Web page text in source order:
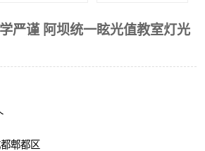
严谨 阿坝统一眩光值教室灯光
郫都区